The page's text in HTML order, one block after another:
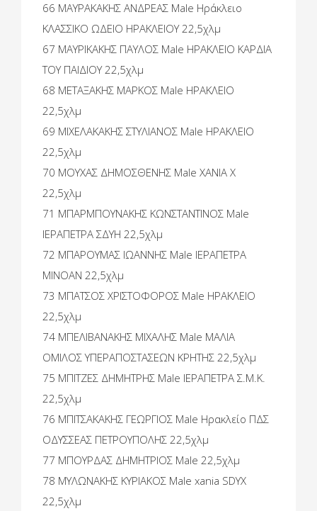
66 ΜΑΥΡΑΚΑΚΗΣ ΑΝΔΡΕΑΣ Male Ηράκλειο
ΚΛΑΣΣΙΚΟ ΩΔΕΙΟ ΗΡΑΚΛΕΙΟΥ 22,5χλμ
67 ΜΑΥΡΙΚΑΚΗΣ ΠΑΥΛΟΣ Male ΗΡΑΚΛΕΙΟ ΚΑΡΔΙΑ
ΤΟΥ ΠΑΙΔΙΟΥ 22,5χλμ
68 ΜΕΤΑΞΑΚΗΣ ΜΑΡΚΟΣ Male ΗΡΑΚΛΕΙΟ
22,5χλμ
69 ΜΙΧΕΛΑΚΑΚΗΣ ΣΤΥΛΙΑΝΟΣ Male ΗΡΑΚΛΕΙΟ
22,5χλμ
70 ΜΟΥΧΑΣ ΔΗΜΟΣΘΕΝΗΣ Male ΧΑΝΙΑ X
22,5χλμ
71 ΜΠΑΡΜΠΟΥΝΑΚΗΣ ΚΩΝΣΤΑΝΤΙΝΟΣ Male
ΙΕΡΑΠΕΤΡΑ ΣΔΥΗ 22,5χλμ
72 ΜΠΑΡΟΥΜΑΣ ΙΩΑΝΝΗΣ Male ΙΕΡΑΠΕΤΡΑ
MINOAN 22,5χλμ
73 ΜΠΑΤΣΟΣ ΧΡΙΣΤΟΦΟΡΟΣ Male ΗΡΑΚΛΕΙΟ
22,5χλμ
74 ΜΠΕΛΙΒΑΝΑΚΗΣ ΜΙΧΑΛΗΣ Male ΜΑΛΙΑ
ΟΜΙΛΟΣ ΥΠΕΡΑΠΟΣΤΑΣΕΩΝ ΚΡΗΤΗΣ 22,5χλμ
75 ΜΠΙΤΖΕΣ ΔΗΜΗΤΡΗΣ Male ΙΕΡΑΠΕΤΡΑ Σ.Μ.Κ.
22,5χλμ
76 ΜΠΙΤΣΑΚΑΚΗΣ ΓΕΩΡΓΙΟΣ Male Ηρακλείο ΠΔΣ
ΟΔΥΣΣΕΑΣ ΠΕΤΡΟΥΠΟΛΗΣ 22,5χλμ
77 ΜΠΟΥΡΔΑΣ ΔΗΜΗΤΡΙΟΣ Male 22,5χλμ
78 ΜΥΛΩΝΑΚΗΣ ΚΥΡΙΑΚΟΣ Male xania SDYX
22,5χλμ